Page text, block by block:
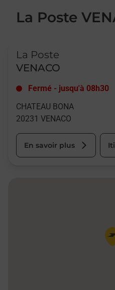
La Poste
La Poste
VENACO
Fermé - jusqu'à 08h30
CHATEAU BONA
20231 VENACO
En savoir plus
Pin